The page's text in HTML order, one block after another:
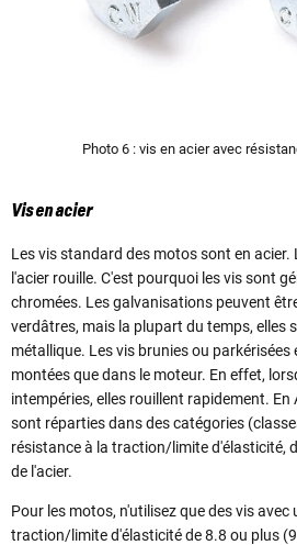
Photo 6 : vis en acier avec
Vis en acier
Les vis standard des motos sont en acier.
l'acier rouille. C'est pourquoi les vis sont
chromées. Les galvanisations peuvent
verdâtres, mais la plupart du temps, elles
métallique. Les vis brunies ou parkérisées
montées que dans le moteur. En effet,
intempéries, elles rouillent rapidement. En
sont réparties dans des catégories
résistance à la traction/limite d'élasticité,
de l'acier.
Pour les motos, n'utilisez que des vis avec
traction/limite d'élasticité de 8.8 ou plus